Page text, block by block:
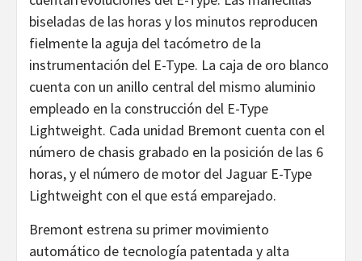
biseladas de las horas y los minutos reproducen
fielmente la aguja del tacómetro de la
instrumentación del E-Type. La caja de oro blanco
cuenta con un anillo central del mismo aluminio
empleado en la construcción del E-Type
Lightweight. Cada unidad Bremont cuenta con el
número de chasis grabado en la posición de las 6
horas, y el número de motor del Jaguar E-Type
Lightweight con el que está emparejado.
Bremont estrena su primer movimiento
automático de tecnología patentada y alta